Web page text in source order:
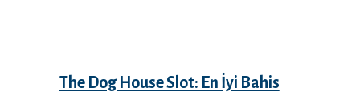
The Dog House Slot: En İyi Bahis